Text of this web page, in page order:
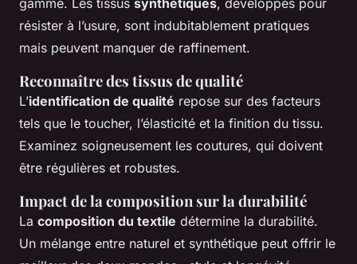
gamme. Les tissus synthétiques, développés pour
résister à l’usure, sont indubitablement pratiques
mais peuvent manquer de raffinement.
Reconnaître des tissus de qualité
L’identification de qualité repose sur des facteurs
tels que le toucher, l’élasticité et la finition du tissu.
Examinez soigneusement les coutures, qui doivent
être régulières et robustes.
Impact de la composition sur la durabilité
La composition du textile détermine la durabilité.
Un mélange entre naturel et synthétique peut offrir le